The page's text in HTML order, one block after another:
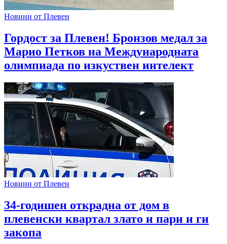
Новини от Плевен
Гордост за Плевен! Бронзов медал за
Марио Петков на Международната
олимпиада по изкуствен интелект
Новини от Плевен
34-годишен открадна от дом в
плевенски квартал злато и пари и ги
закопа